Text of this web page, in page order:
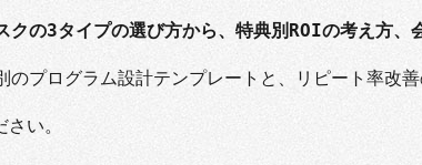
クの3タイプの選び方から、特典別ROIの考え方、
プログラム設計テンプレートと、リピート率改
い。